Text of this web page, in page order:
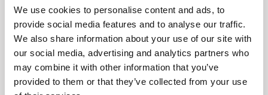
We use cookies to personalise content and ads, to
provide social media features and to analyse our traffic.
We also share information about your use of our site with
our social media, advertising and analytics partners who
may combine it with other information that you’ve
provided to them or that they’ve collected from your use
Service client Mirka
Garantie 2 ans + 1 an offert pour les outils
Abrasifs & outils professionnels au service d'une
finition impeccable